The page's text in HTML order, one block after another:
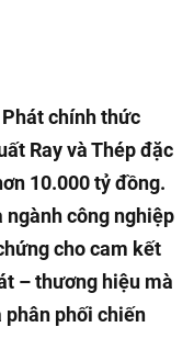
chính thức
Ray và Thép đặc
10.000 tỷ đồng.
công nghiệp
cho cam kết
– thương hiệu mà
phân phối chiến